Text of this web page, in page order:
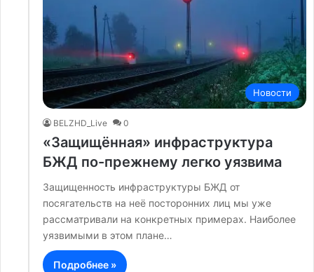
Новости
BELZHD_Live 0
«Защищённая» инфраструктура
БЖД по-прежнему легко уязвима
Защищенность инфраструктуры БЖД от
посягательств на неё посторонних лиц мы уже
рассматривали на конкретных примерах. Наиболее
уязвимыми в этом плане…
Подробнее »